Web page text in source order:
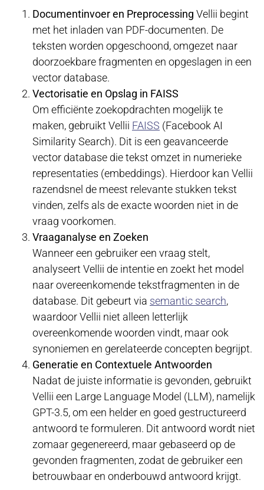
Documentinvoer en Preprocessing Vellii begint
met het inladen van PDF-documenten. De
teksten worden opgeschoond, omgezet naar
doorzoekbare fragmenten en opgeslagen in een
vector database.
Vectorisatie en Opslag in FAISS
Om efficiënte zoekopdrachten mogelijk te
maken, gebruikt Vellii FAISS (Facebook AI
Similarity Search). Dit is een geavanceerde
vector database die tekst omzet in numerieke
representaties (embeddings). Hierdoor kan Vellii
razendsnel de meest relevante stukken tekst
vinden, zelfs als de exacte woorden niet in de
vraag voorkomen.
Vraaganalyse en Zoeken
Wanneer een gebruiker een vraag stelt,
analyseert Vellii de intentie en zoekt het model
naar overeenkomende tekstfragmenten in de
database. Dit gebeurt via semantic search,
waardoor Vellii niet alleen letterlijk
overeenkomende woorden vindt, maar ook
synoniemen en gerelateerde concepten begrijpt.
Generatie en Contextuele Antwoorden
Nadat de juiste informatie is gevonden, gebruikt
Vellii een Large Language Model (LLM), namelijk
GPT-3.5, om een helder en goed gestructureerd
antwoord te formuleren. Dit antwoord wordt niet
zomaar gegenereerd, maar gebaseerd op de
gevonden fragmenten, zodat de gebruiker een
betrouwbaar en onderbouwd antwoord krijgt.